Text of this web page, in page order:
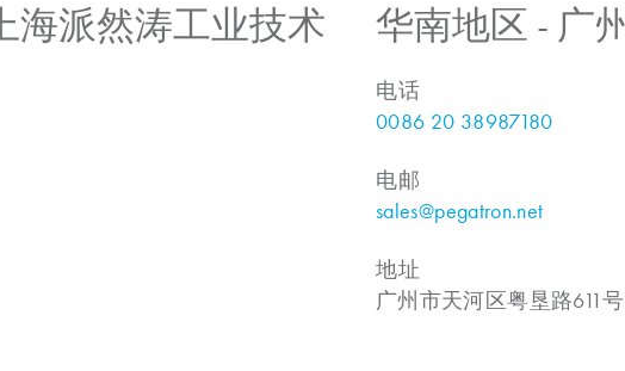
海派然涛工业技术
华南地区 - 广
电话
0086 20 38987180
电邮
sales@pegatron.net
地址
广州市天河区粤垦路611